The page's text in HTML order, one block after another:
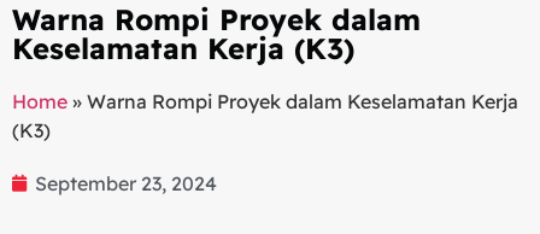
Warna Rompi Proyek dalam
Keselamatan Kerja (K3)
Home » Warna Rompi Proyek dalam Keselamatan Kerja
(K3)
September 23, 2024